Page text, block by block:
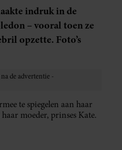
indruk in de
– vooral toen ze
opzette. Foto’s
te spiegelen aan haar
moeder, prinses Kate.